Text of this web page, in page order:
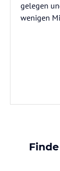
gelegen
wenigen